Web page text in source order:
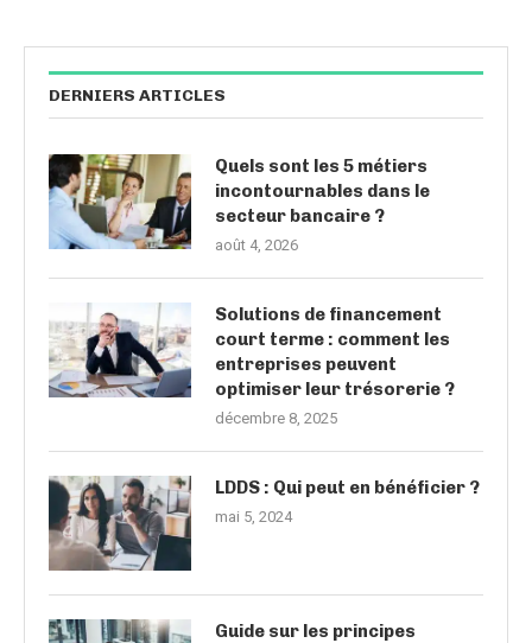
DERNIERS ARTICLES
Quels sont les 5 métiers
incontournables dans le
secteur bancaire ?
août 4, 2026
Solutions de financement
court terme : comment les
entreprises peuvent
optimiser leur trésorerie ?
décembre 8, 2025
LDDS : Qui peut en bénéficier ?
mai 5, 2024
Guide sur les principes